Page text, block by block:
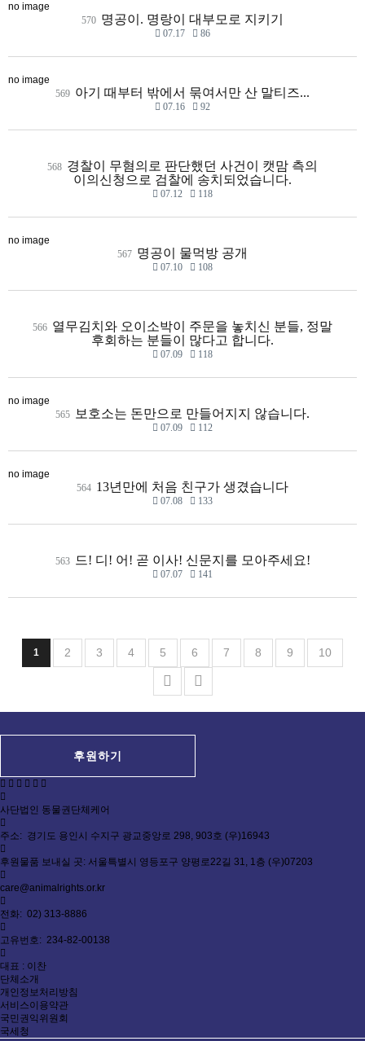
no image
570 명공이. 명랑이 대부모로 지키기
07.17 86
no image
569 아기 때부터 밖에서 묶여서만 산 말티즈...
07.16 92
568 경찰이 무혐의로 판단했던 사건이 캣맘 측의
이의신청으로 검찰에 송치되었습니다.
07.12 118
no image
567 명공이 물먹방 공개
07.10 108
566 열무김치와 오이소박이 주문을 놓치신 분들, 정말
후회하는 분들이 많다고 합니다.
07.09 118
no image
565
보호소는 돈만으로 만들어지지 않습니다.
07.09 112
no image
564 13년만에 처음 친구가 생겼습니다
07.08 133
563 드! 디! 어! 곧 이사! 신문지를 모아주세요!
07.07 141
1 2 3 4 5 6 7 8 9 10
후원하기
사단법인 동물권단체케어
주소: 경기도 용인시 수지구 광교중앙로 298, 903호 (우)16943
후원물품 보내실 곳: 서울특별시 영등포구 양평로22길 31, 1층 (우)07203
care@animalrights.or.kr
전화: 02) 313-8886
고유번호: 234-82-00138
대표 : 이찬
단체소개
개인정보처리방침
서비스이용약관
국민권익위원회
국세청